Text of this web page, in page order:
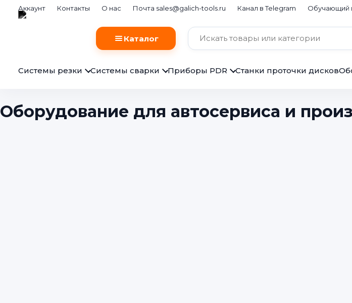
Аккаунт Контакты О нас Почта sales@galich-tools.ru Канал в Telegram Обучающий
Каталог
Системы резки Системы сварки Приборы PDR Станки проточки дисков
Оборудование для автосервиса и